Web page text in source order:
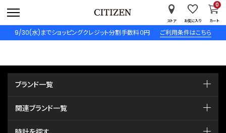
9/30(水)までショッピングクレジット分割手数料０円 ご利用条件はこちら
ストア お気に入り カート
0
ブランド一覧
関連ブランド一覧